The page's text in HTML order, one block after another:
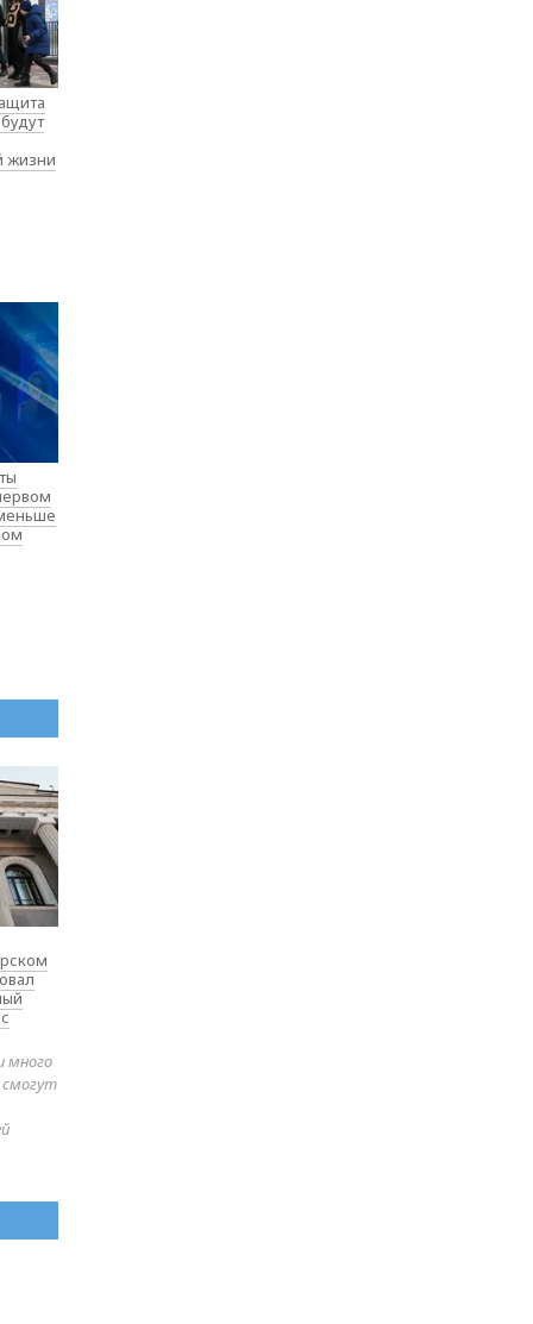
жизни
много
смогут